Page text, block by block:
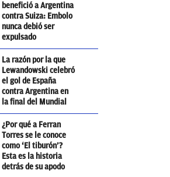
benefició a Argentina
contra Suiza: Embolo
nunca debió ser
expulsado
La razón por la que
Lewandowski celebró
el gol de España
contra Argentina en
la final del Mundial
¿Por qué a Ferran
Torres se le conoce
como ‘El tiburón’?
Esta es la historia
detrás de su apodo